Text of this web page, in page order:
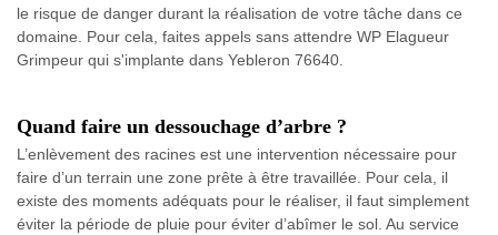
le risque de danger durant la réalisation de votre tâche dans ce
domaine. Pour cela, faites appels sans attendre WP Elagueur
Grimpeur qui s'implante dans Yebleron 76640.
Quand faire un dessouchage d’arbre ?
L’enlèvement des racines est une intervention nécessaire pour
faire d’un terrain une zone prête à être travaillée. Pour cela, il
existe des moments adéquats pour le réaliser, il faut simplement
éviter la période de pluie pour éviter d’abîmer le sol. Au service